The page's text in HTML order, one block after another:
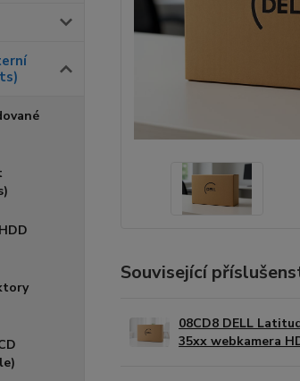
Související
08CD8 DELL
35xx webkamera